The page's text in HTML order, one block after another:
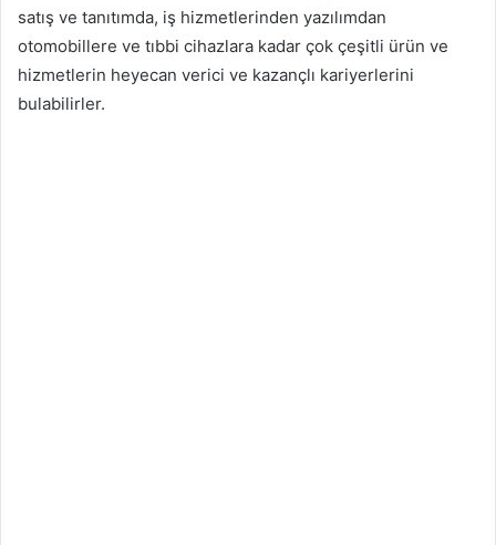
satış ve tanıtımda, iş hizmetlerinden yazılımdan
otomobillere ve tıbbi cihazlara kadar çok çeşitli ürün ve
hizmetlerin heyecan verici ve kazançlı kariyerlerini
bulabilirler.